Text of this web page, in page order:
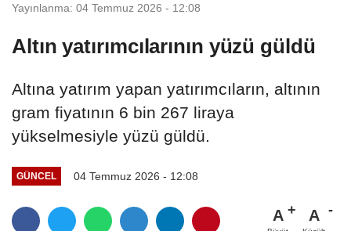
Yayınlanma: 04 Temmuz 2026 - 12:08
Altın yatırımcılarının yüzü güldü
Altına yatırım yapan yatırımcıların, altının
gram fiyatının 6 bin 267 liraya
yükselmesiyle yüzü güldü.
GÜNCEL 04 Temmuz 2026 - 12:08
A A